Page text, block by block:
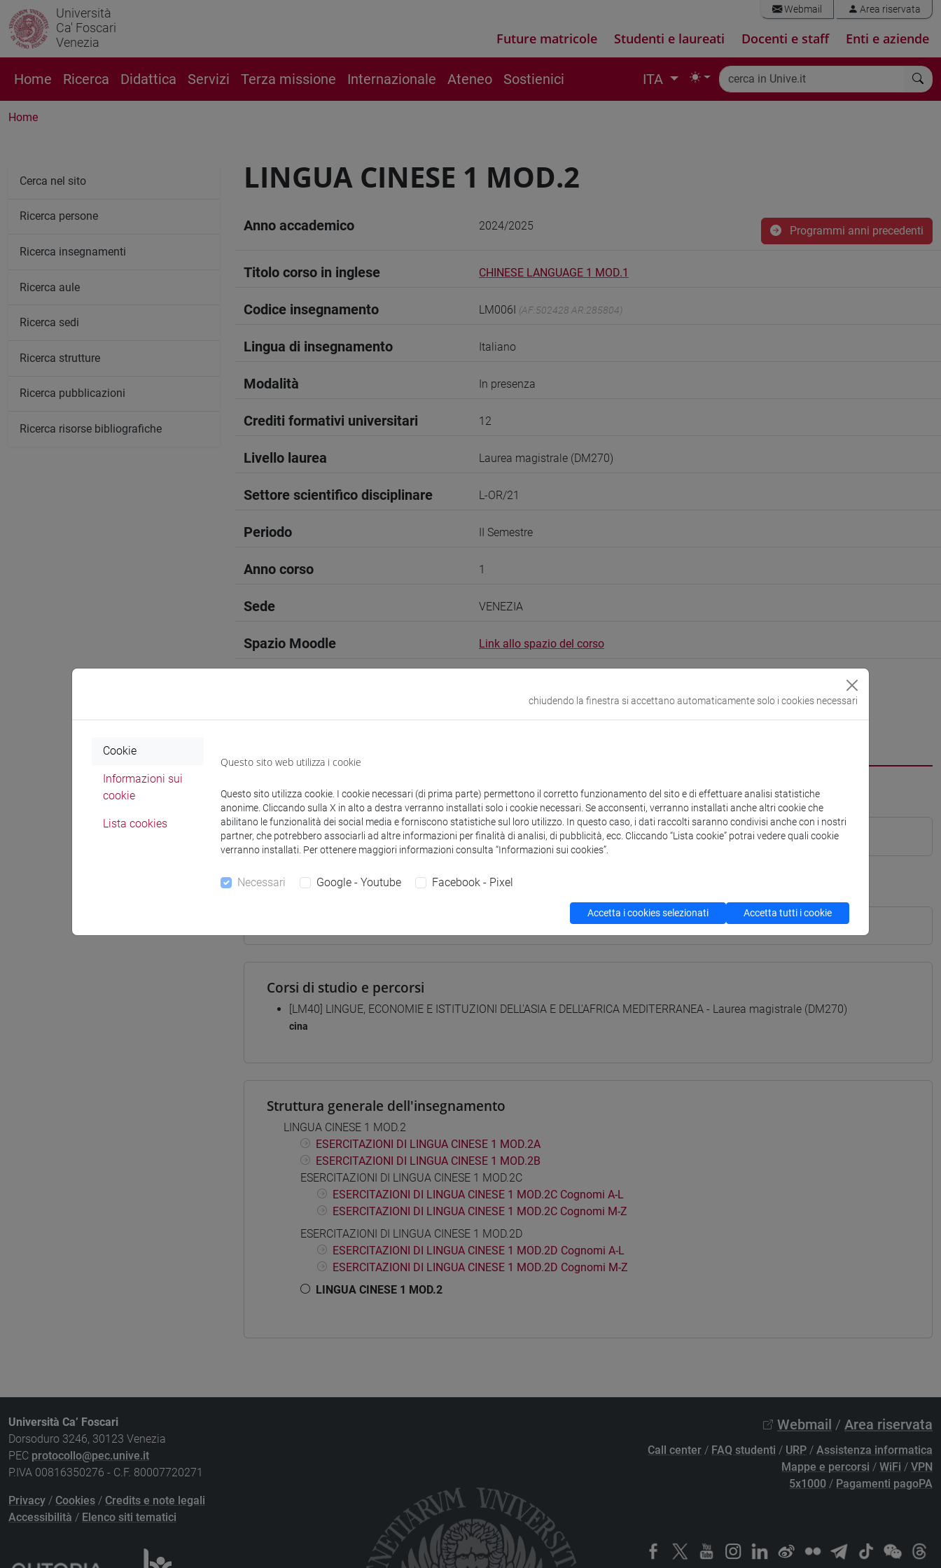
Università
Ca' Foscari
Venezia
Webmail Area riservata
Future matricole Studenti e laureati Docenti e staff Enti e aziende
Home Ricerca Didattica Servizi Terza missione Internazionale Ateneo Sostienici ITA
Home
LINGUA CINESE 1 MOD.2
Anno accademico 2024/2025 Programmi anni precedenti
Titolo corso in inglese CHINESE LANGUAGE 1 MOD.1
Codice insegnamento LM006I (AF:502428 AR:285804)
Lingua di insegnamento Italiano
Modalità In presenza
Crediti formativi universitari 12
Livello laurea Laurea magistrale (DM270)
Settore scientifico disciplinare L-OR/21
Periodo II Semestre
Anno corso 1
Sede VENEZIA
Spazio Moodle Link allo spazio del corso
Docenti
MORBIATO Anna- 30h Lezione
Materiali didattici
Corsi di studio e percorsi
[LM40] LINGUE, ECONOMIE E ISTITUZIONI DELL'ASIA E DELL'AFRICA MEDITERRANEA - Laurea magistrale (DM270)
cina
Struttura generale dell'insegnamento
LINGUA CINESE 1 MOD.2
ESERCITAZIONI DI LINGUA CINESE 1 MOD.2A
ESERCITAZIONI DI LINGUA CINESE 1 MOD.2B
ESERCITAZIONI DI LINGUA CINESE 1 MOD.2C
ESERCITAZIONI DI LINGUA CINESE 1 MOD.2C Cognomi A-L
ESERCITAZIONI DI LINGUA CINESE 1 MOD.2C Cognomi M-Z
ESERCITAZIONI DI LINGUA CINESE 1 MOD.2D
ESERCITAZIONI DI LINGUA CINESE 1 MOD.2D Cognomi A-L
ESERCITAZIONI DI LINGUA CINESE 1 MOD.2D Cognomi M-Z
LINGUA CINESE 1 MOD.2
Cerca nel sito
Ricerca persone
Ricerca insegnamenti
Ricerca aule
Ricerca sedi
Ricerca strutture
Ricerca pubblicazioni
Ricerca risorse bibliografiche
Università Ca’ Foscari
Dorsoduro 3246, 30123 Venezia
PEC protocollo@pec.unive.it
P.IVA 00816350276 - C.F. 80007720271
Privacy / Cookies / Credits e note legali
Accessibilità / Elenco siti tematici
Webmail / Area riservata
Call center / FAQ studenti / URP / Assistenza informatica
Mappe e percorsi / WiFi / VPN
5x1000 / Pagamenti pagoPA
chiudendo la finestra si accettano automaticamente solo i cookies necessari
Cookie
Informazioni sui
cookie
Lista cookies
Questo sito web utilizza i cookie
Questo sito utilizza cookie. I cookie necessari (di prima parte) permettono il corretto funzionamento del sito e di effettuare analisi statistiche
anonime. Cliccando sulla X in alto a destra verranno installati solo i cookie necessari. Se acconsenti, verranno installati anche altri cookie che
abilitano le funzionalità dei social media e forniscono statistiche sul loro utilizzo. In questo caso, i dati raccolti saranno condivisi anche con i nostri
partner, che potrebbero associarli ad altre informazioni per finalità di analisi, di pubblicità, ecc. Cliccando “Lista cookie” potrai vedere quali cookie
verranno installati. Per ottenere maggiori informazioni consulta “Informazioni sui cookies”.
Necessari Google - Youtube Facebook - Pixel
Accetta i cookies selezionati Accetta tutti i cookie